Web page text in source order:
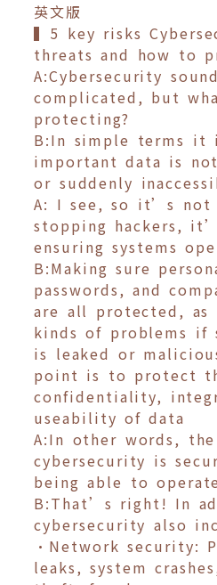
英文版
▍5 key risks
threats and how to
A:Cybersecurity
complicated, but
protecting?
B:In simple terms it
important data is
or suddenly
A: I see, so it’s not
stopping hackers,
ensuring systems
B:Making sure
passwords, and
are all protected,
kinds of problems if
is leaked or
point is to protect
confidentiality,
useability of data
A:In other words,
cybersecurity is
being able to
B:That’s right! In
cybersecurity also
•Network security:
leaks, system